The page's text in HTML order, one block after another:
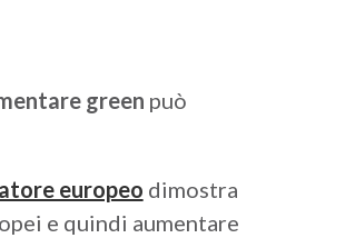
green può
europeo dimostra
e quindi aumentare